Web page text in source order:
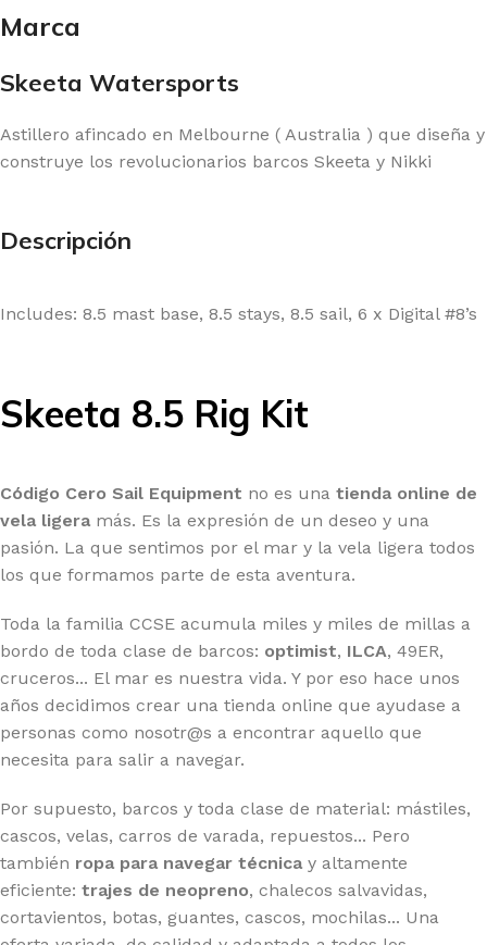
Marca
Skeeta Watersports
Astillero afincado en Melbourne ( Australia ) que diseña y
construye los revolucionarios barcos Skeeta y Nikki
Descripción
Includes: 8.5 mast base, 8.5 stays, 8.5 sail, 6 x Digital #8’s
Skeeta 8.5 Rig Kit
Código Cero Sail Equipment no es una tienda online de
vela ligera más. Es la expresión de un deseo y una
pasión. La que sentimos por el mar y la vela ligera todos
los que formamos parte de esta aventura.
Toda la familia CCSE acumula miles y miles de millas a
bordo de toda clase de barcos: optimist, ILCA, 49ER,
cruceros... El mar es nuestra vida. Y por eso hace unos
años decidimos crear una tienda online que ayudase a
personas como nosotr@s a encontrar aquello que
necesita para salir a navegar.
Por supuesto, barcos y toda clase de material: mástiles,
cascos, velas, carros de varada, repuestos... Pero
también ropa para navegar técnica y altamente
eficiente: trajes de neopreno, chalecos salvavidas,
cortavientos, botas, guantes, cascos, mochilas... Una